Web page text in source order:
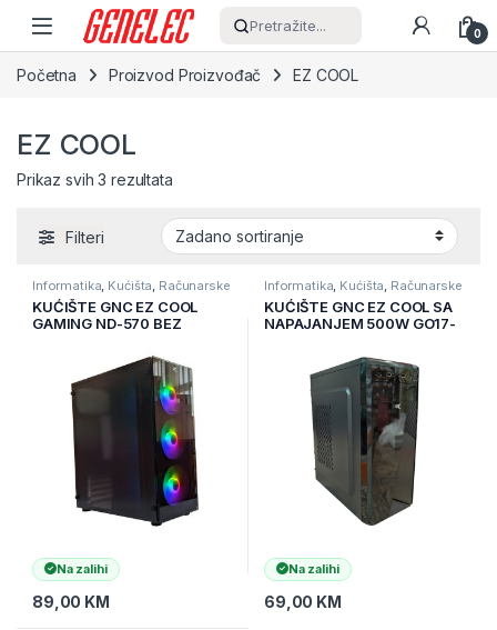
Skip to navigation
Skip to content
Pretražite... 0
Početna Proizvod Proizvođač EZ COOL
EZ COOL
Prikaz svih 3 rezultata
Filteri
Informatika, Kućišta, Računarske
Komponente
KUĆIŠTE GNC EZ COOL
GAMING ND-570 BEZ
stranica, 3x120mm RGB
ventilator
Na zalihi
89,00 KM
Informatika, Kućišta, Računarske
Komponente
KUĆIŠTE GNC EZ COOL SA
NAPAJANJEM 500W GO17-
Na zalihi
69,00 KM